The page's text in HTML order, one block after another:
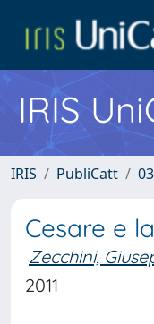
IRIS
IRIS PubliCatt
Cesare e
Zecchini,
2011